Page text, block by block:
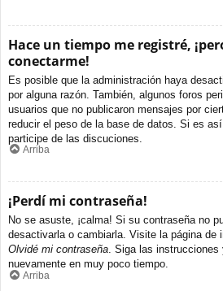
Hace un tiempo me registré,
conectarme!
Es posible que la administración haya
por alguna razón. También, algunos foros
usuarios que no publicaron mensajes por
reducir el peso de la base de datos. Si es
participe de las discuciones.
Arriba
¡Perdí mi contraseña!
No se asuste, ¡calma! Si su contraseña no
desactivarla o cambiarla. Visite la página de
Olvidé mi contraseña. Siga las instrucciones
nuevamente en muy poco tiempo.
Arriba